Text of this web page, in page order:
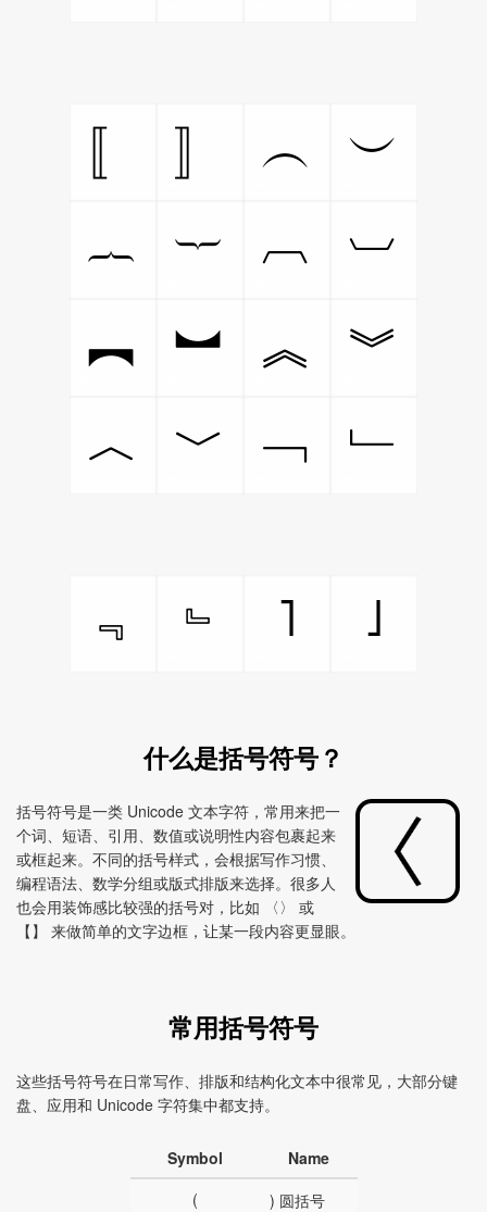
︵
︶
︷
︸ ︹
︺
︻
︼ ︽
︾
︿
﹀ ﹁ ﹂
﹃ ﹄ ˥ ˩
什么是括号符号？
括号符号是一类 Unicode 文本字符，常用来把一
个词、短语、引用、数值或说明性内容包裹起来
或框起来。不同的括号样式，会根据写作习惯、
编程语法、数学分组或版式排版来选择。很多人
也会用装饰感比较强的括号对，比如 〈〉 或
【】 来做简单的文字边框，让某一段内容更显眼。
常用括号符号
这些括号符号在日常写作、排版和结构化文本中很常见，大部分键
盘、应用和 Unicode 字符集中都支持。
Symbol
Name
(
) 圆括号